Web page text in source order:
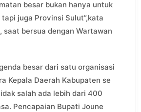
besar bukan hanya untuk
juga Provinsi Sulut”,kata
saat bersua dengan Wartawan
besar dari satu organisasi
Kepala Daerah Kabupaten se
salah ada lebih dari 400
Pencapaian Bupati Joune